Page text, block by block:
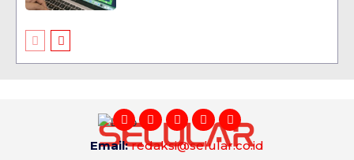
Email:redaksi@selular.co.id